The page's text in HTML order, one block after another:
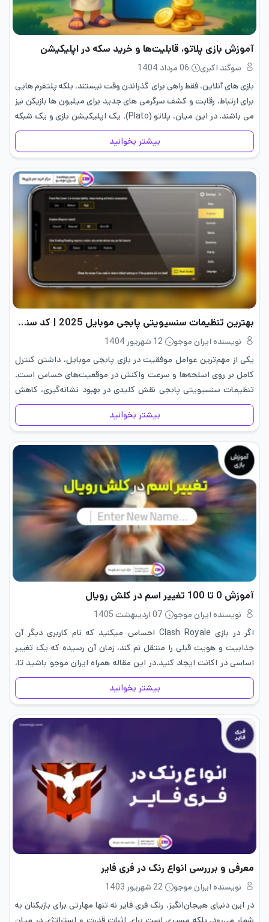
آموزش بازی پلاتو، قابلیت‌ها و خرید سکه‌ در اپلیکیشن
سوگند اکبری
06 مرداد 1404
بازی های آنلاین، فقط راهی برای گذراندن وقت نیستند، بلکه پلتفرم هایی
برای ارتباط، رقابت و کشف سرگرمی های جدید برای میلیون ها بازیکن نیز
می باشند. در این میان، پلاتو (Plato)، یک اپلیکیشن بازی و یک شبکه
اجتماعی خاص…
بیشتر بخوانید
بهترین تنظیمات سنسیویتی پابجی موبایل 2025 | کد سنس
نویسنده ایران موجو
12 شهریور 1404
یکی از مهم‌ترین عوامل موفقیت در بازی پابجی موبایل، داشتن کنترل
کامل بر روی اسلحه‌ها و سرعت واکنش در موقعیت‌های حساس است.
تنظیمات سنسیویتی پابجی نقش کلیدی در بهبود نشانه‌گیری، کاهش
لگد اسلحه و اجرای حرکات سریع دارد. بسیاری از…
بیشتر بخوانید
آموزش 0 تا 100 تغییر اسم در کلش رویال
نویسنده ایران موجو
07 اردیبهشت 1405
اگر در بازی Clash Royale احساس میکنید که نام کاربری دیگر آن
جذابیت و هویت قبلی را منتقل نم ‌کند، زمان آن رسیده که یک تغییر
اساسی در اکانت ایجاد کنید.در این مقاله همراه ایران موجو باشید تا،
جدیدترین آموزش…
بیشتر بخوانید
معرفی و برررسی انواع رنک در فری فایر
نویسنده ایران موجو
22 شهریور 1403
در این دنیای هیجان‌انگیز، رنک فری فایر نه تنها مهارتی برای بازیکنان به